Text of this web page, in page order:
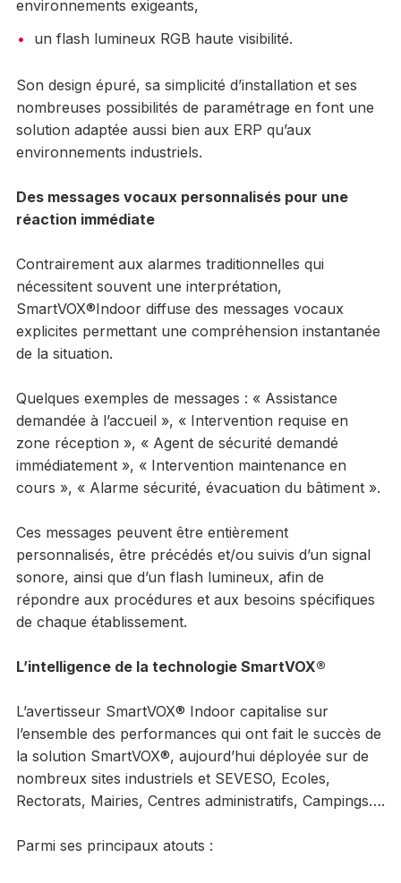
environnements exigeants,
un flash lumineux RGB haute visibilité.
Son design épuré, sa simplicité d’installation et ses
nombreuses possibilités de paramétrage en font une
solution adaptée aussi bien aux ERP qu’aux
environnements industriels.
Des messages vocaux personnalisés pour une
réaction immédiate
Contrairement aux alarmes traditionnelles qui
nécessitent souvent une interprétation,
SmartVOX®Indoor diffuse des messages vocaux
explicites permettant une compréhension instantanée
de la situation.
Quelques exemples de messages : « Assistance
demandée à l’accueil », « Intervention requise en
zone réception », « Agent de sécurité demandé
immédiatement », « Intervention maintenance en
cours », « Alarme sécurité, évacuation du bâtiment ».
Ces messages peuvent être entièrement
personnalisés, être précédés et/ou suivis d’un signal
sonore, ainsi que d’un flash lumineux, afin de
répondre aux procédures et aux besoins spécifiques
de chaque établissement.
L’intelligence de la technologie SmartVOX®
L’avertisseur SmartVOX® Indoor capitalise sur
l’ensemble des performances qui ont fait le succès de
la solution SmartVOX®, aujourd’hui déployée sur de
nombreux sites industriels et SEVESO, Ecoles,
Rectorats, Mairies, Centres administratifs, Campings….
Parmi ses principaux atouts :